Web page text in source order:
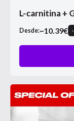
Desde:~10.39€ -